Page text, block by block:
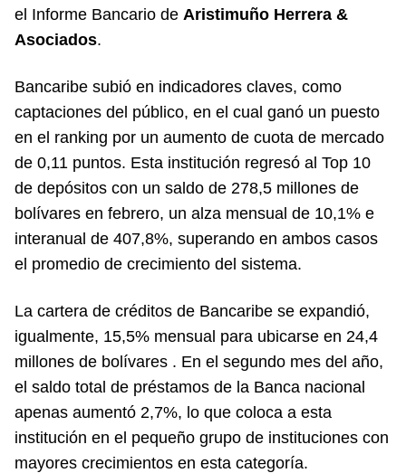
el Informe Bancario de Aristimuño Herrera &
Asociados.
Bancaribe subió en indicadores claves, como
captaciones del público, en el cual ganó un puesto
en el ranking por un aumento de cuota de mercado
de 0,11 puntos. Esta institución regresó al Top 10
de depósitos con un saldo de 278,5 millones de
bolívares en febrero, un alza mensual de 10,1% e
interanual de 407,8%, superando en ambos casos
el promedio de crecimiento del sistema.
La cartera de créditos de Bancaribe se expandió,
igualmente, 15,5% mensual para ubicarse en 24,4
millones de bolívares . En el segundo mes del año,
el saldo total de préstamos de la Banca nacional
apenas aumentó 2,7%, lo que coloca a esta
institución en el pequeño grupo de instituciones con
mayores crecimientos en esta categoría.